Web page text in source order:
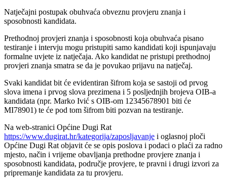
Natječajni postupak obuhvaća obveznu provjeru znanja i
sposobnosti kandidata.
Prethodnoj provjeri znanja i sposobnosti koja obuhvaća pisano
testiranje i intervju mogu pristupiti samo kandidati koji ispunjavaju
formalne uvjete iz natječaja. Ako kandidat ne pristupi prethodnoj
provjeri znanja smatra se da je povukao prijavu na natječaj.
Svaki kandidat bit će evidentiran šifrom koja se sastoji od prvog
slova imena i prvog slova prezimena i 5 posljednjih brojeva OIB-a
kandidata (npr. Marko Ivić s OIB-om 12345678901 biti će
MI78901) te će pod tom šifrom biti pozvan na testiranje.
Na web-stranici Općine Dugi Rat
https://www.dugirat.hr/kategorija/zaposljavanje i oglasnoj ploči
Općine Dugi Rat objavit će se opis poslova i podaci o plaći za radno
mjesto, način i vrijeme obavljanja prethodne provjere znanja i
sposobnosti kandidata, područje provjere, te pravni i drugi izvori za
pripremanje kandidata za tu provjeru.